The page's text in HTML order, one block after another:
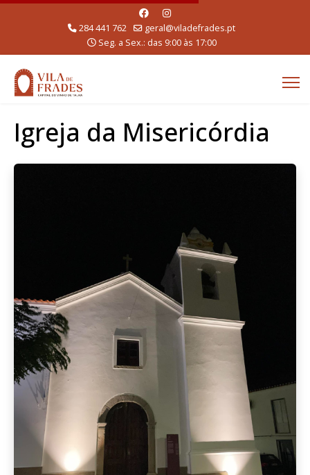
284 441 762
geral@viladefrades.pt
Seg. a Sex.: das 9:00 às 17:00
Igreja da Misericórdia